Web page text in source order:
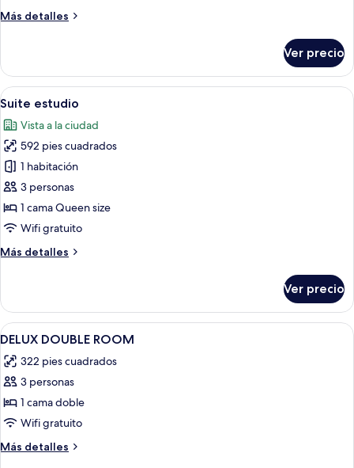
Más detalles
Más
triple
Deluxe
Ver precio
Abrir
todas
las
fotos
de
Suite
estudio
Una habitación de hotel moderna
18
Suite estudio
Vista a la ciudad
592 pies cuadrados
1 habitación
3 personas
1 cama Queen size
Wifi gratuito
Más detalles
Más
estudio
Ver precio
Abrir
todas
las
fotos
de
DELUX
DOUBLE
ROOM
Una habitación de hotel con cama,
6
DELUX DOUBLE ROOM
322 pies cuadrados
3 personas
1 cama doble
Wifi gratuito
Más detalles
Más